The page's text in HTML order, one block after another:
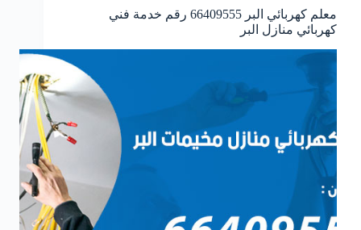
معلم كهربائي البر 66409555 رقم خدمة فني
كهربائي منازل البر